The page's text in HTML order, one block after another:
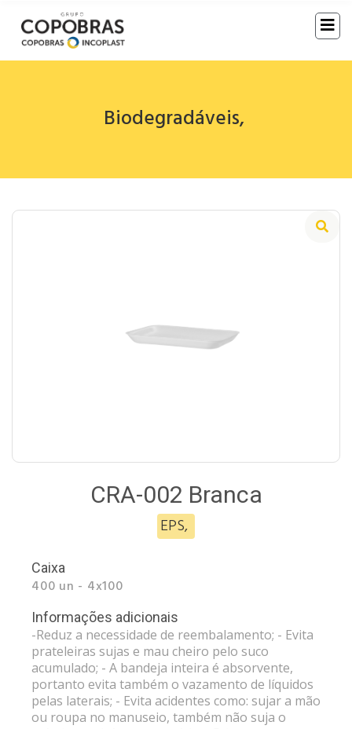
Biodegradáveis,
CRA-002 Branca
EPS,
Caixa
400 un - 4x100
Informações adicionais
-Reduz a necessidade de reembalamento; - Evita
prateleiras sujas e mau cheiro pelo suco
acumulado; - A bandeja inteira é absorvente,
portanto evita também o vazamento de líquidos
pelas laterais; - Evita acidentes como: sujar a mão
ou roupa no manuseio, também não suja o